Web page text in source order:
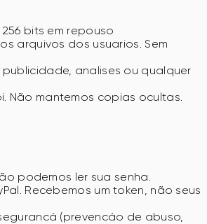
bits em repouso
arquivos dos usuarios. Sem
analises ou qualquer
Não mantemos copias ocultas.
podemos ler sua senha.
Recebemos um token, não seus
(prevencáo de abuso,